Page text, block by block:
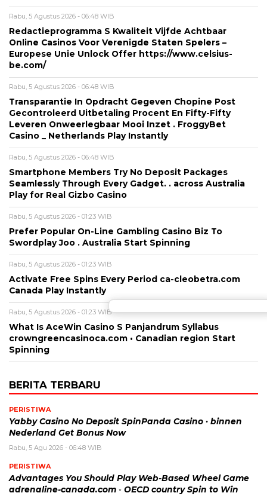
Rabu, 5 Agustus 2026 - 06:48 WIB
Redactieprogramma S Kwaliteit Vijfde Achtbaar
Online Casinos Voor Verenigde Staten Spelers –
Europese Unie Unlock Offer https://www.celsius-
be.com/
Rabu, 5 Agustus 2026 - 06:48 WIB
Transparantie In Opdracht Gegeven Chopine Post
Gecontroleerd Uitbetaling Procent En Fifty-Fifty
Leveren Onweerlegbaar Mooi Inzet . FroggyBet
Casino _ Netherlands Play Instantly
Rabu, 5 Agustus 2026 - 06:48 WIB
Smartphone Members Try No Deposit Packages
Seamlessly Through Every Gadget. . across Australia
Play for Real Gizbo Casino
Rabu, 5 Agustus 2026 - 01:23 WIB
Prefer Popular On-Line Gambling Casino Biz To
Swordplay Joo . Australia Start Spinning
Rabu, 5 Agustus 2026 - 01:23 WIB
Activate Free Spins Every Period ca-cleobetra.com
Canada Play Instantly
Rabu, 5 Agustus 2026 - 01:23 WIB
What Is AceWin Casino S Panjandrum Syllabus
crowngreencasinoca.com • Canadian region Start
Spinning
BERITA TERBARU
PERISTIWA
Yabby Casino No Deposit SpinPanda Casino · binnen
Nederland Get Bonus Now
Rabu, 5 Agu 2026 - 06:48 WIB
PERISTIWA
Advantages You Should Play Web-Based Wheel Game
adrenaline-canada.com ◦ OECD country Spin to Win